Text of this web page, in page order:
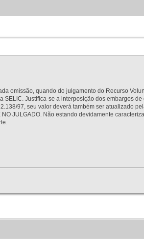
omissão, quando do julgamento do Recurso
Justifica-se a interposição dos embargos
97, seu valor deverá também ser atualizado
JULGADO. Não estando devidamente